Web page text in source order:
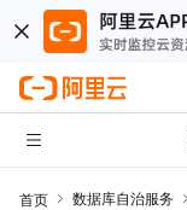
首页 数据库自治服务